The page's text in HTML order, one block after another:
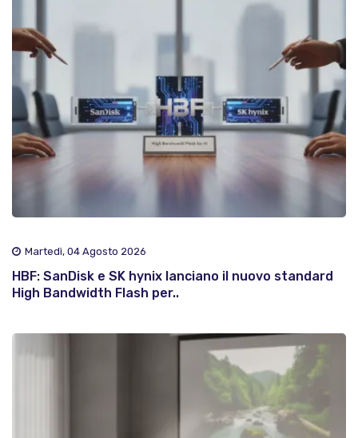
Martedì, 04 Agosto 2026
HBF: SanDisk e SK hynix lanciano il nuovo standard
High Bandwidth Flash per..